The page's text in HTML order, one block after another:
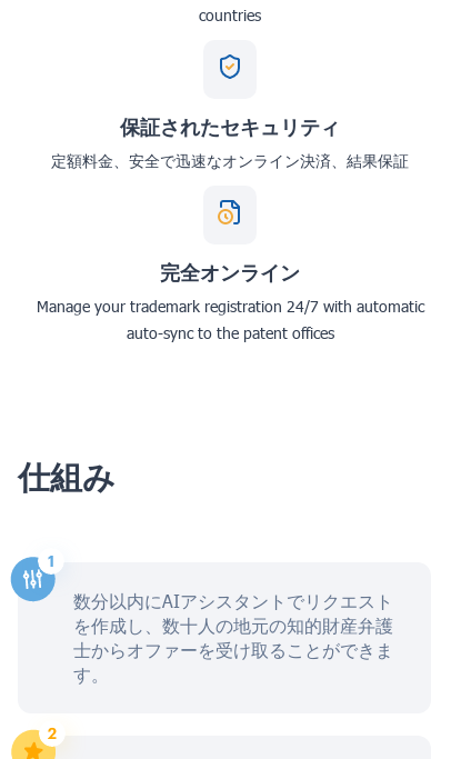
countries
保証されたセキュリティ
定額料金、安全で迅速なオンライン決済、結果保証
完全オンライン
Manage your trademark registration 24/7 with automatic
auto-sync to the patent offices
仕組み
数分以内にAIアシスタントでリクエスト
を作成し、数十人の地元の知的財産弁護
士からオファーを受け取ることができま
す。